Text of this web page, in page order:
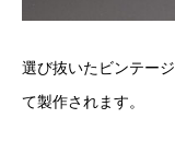
選び抜いたビンテー
て製作されます。